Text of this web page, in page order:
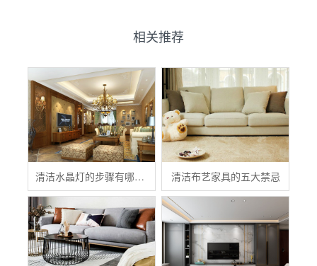
相关推荐
清洁水晶灯的步骤有哪些？ 清洁布艺家具的五大禁忌